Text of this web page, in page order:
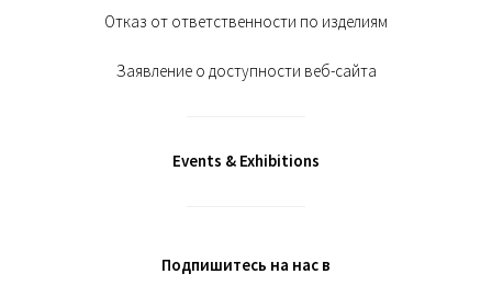
Отказ от ответственности по изделиям
Заявление о доступности веб-сайта
Events & Exhibitions
Подпишитесь на нас в